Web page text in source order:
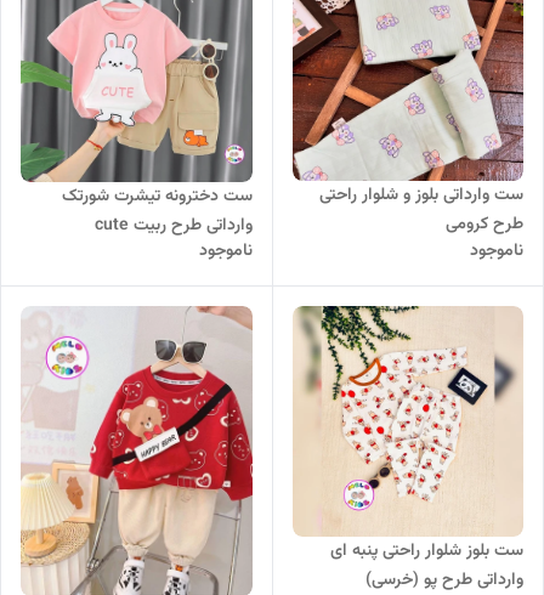
ست وارداتی بلوز و شلوار راحتی
طرح کرومی
ناموجود
ست دخترونه تیشرت شورتک
وارداتی طرح ربیت cute
ناموجود
ست بلوز شلوار راحتی پنبه ای
وارداتی طرح پو (خرسی)